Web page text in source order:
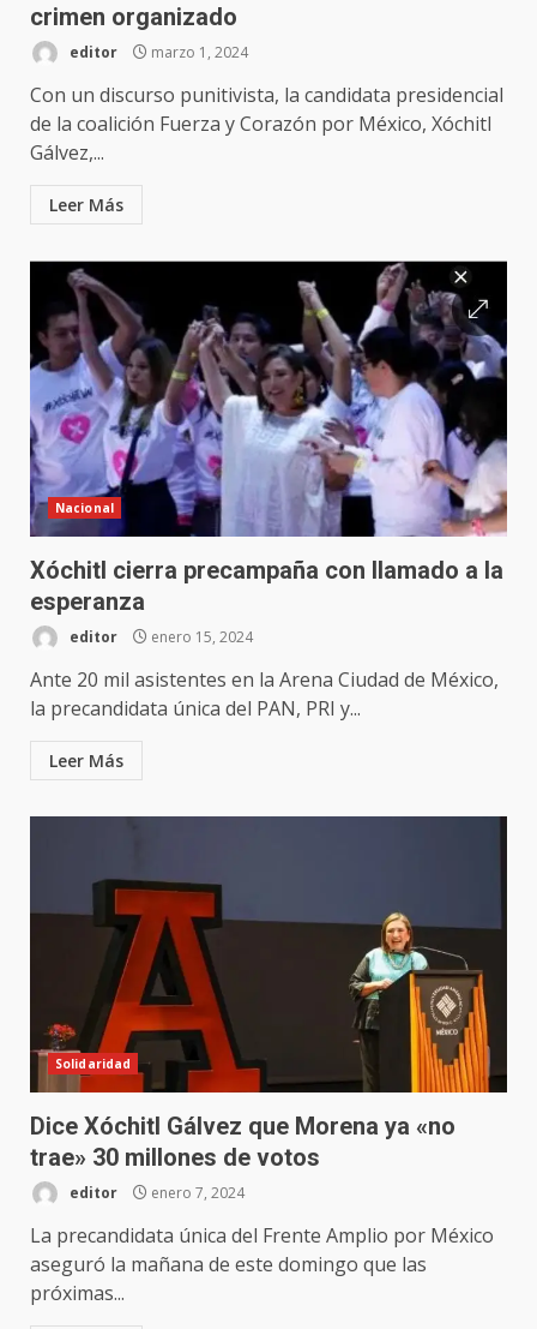
crimen organizado
editor marzo 1, 2024
Con un discurso punitivista, la candidata presidencial
de la coalición Fuerza y Corazón por México, Xóchitl
Gálvez,...
Leer Más
Nacional
Xóchitl cierra precampaña con llamado a la
esperanza
editor enero 15, 2024
Ante 20 mil asistentes en la Arena Ciudad de México,
la precandidata única del PAN, PRI y...
Leer Más
Solidaridad
Dice Xóchitl Gálvez que Morena ya «no
trae» 30 millones de votos
editor enero 7, 2024
La precandidata única del Frente Amplio por México
aseguró la mañana de este domingo que las
próximas...